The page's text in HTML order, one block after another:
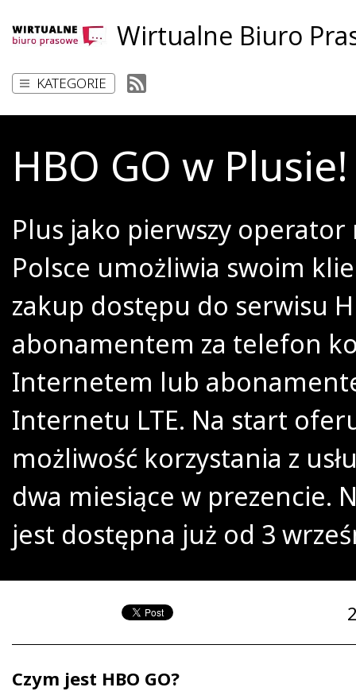
Wirtualne Biuro
KATEGORIE
HBO GO w Plusie!
Plus jako pierwszy
Polsce umożliwia swoim
zakup dostępu do serwisu
abonamentem za telefon
Internetem lub
Internetu LTE. Na start
możliwość korzystania z
dwa miesiące w prezencie.
jest dostępna już od 3
Czym jest HBO GO?